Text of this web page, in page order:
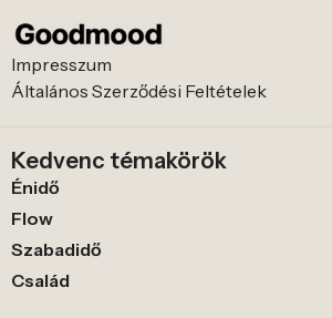
Impresszum
Általános Szerződési Feltételek
Kedvenc témakörök
Énidő
Flow
Szabadidő
Család